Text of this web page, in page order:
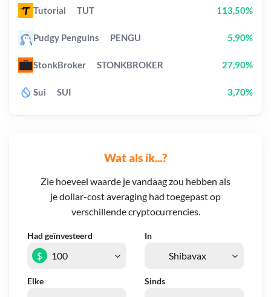
Wat als ik...?
Zie hoeveel waarde je vandaag zou hebben als
je dollar-cost averaging had toegepast op
verschillende cryptocurrencies.
Had geïnvesteerd In
Elke Sinds
$
Tutorial TUT 113,50%
Pudgy Penguins PENGU 5,90%
StonkBroker STONKBROKER 27,90%
Sui SUI 3,70%